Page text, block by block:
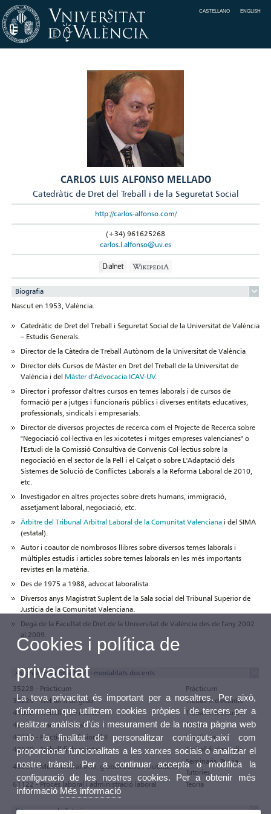
CASTELLANO ENGLISH
CARLOS LUIS ALFONSO MELLADO
Catedràtic de Dret del Treball i de la Seguretat Social
http://carlos-alfonso.com/
(+34) 961625268
carlos.l.alfonso@uv.es
Biografia
Nascut en 1953, València.
Catedràtic de Dret del Treball i Seguretat Social de la Universitat de València
– Estudis Generals.
Director de la Càtedra de Treball Autònom de la Universitat de València
Director dels Cursos de Màster en Dret del Treball de la Universitat de
València i del Màster d'Advocacia ICAV-UV.
Director i professor d'altres cursos en temes laborals i de cursos de
formació per a jutges i funcionaris públics i diverses entitats educatives,
professionals, sindicals i empresarials.
Director de diversos projectes de recerca com el Projecte de Recerca sobre
"Negociació col·lectiva en les xicotetes i mitges empreses valencianes" o
l'Estudi de la Comissió Consultiva de Convenis Col·lectius sobre la
negociació en el sector de la Pell i el Calçat o sobre L'Adaptació dels
Sistemes de Solució de Conflictes Laborals a la Reforma Laboral de 2010,
etc.
Investigador en altres projectes sobre drets humans, immigració,
assetjament laboral, negociació, etc.
Àrbitre del Tribunal Arbitral Laboral de la Comunitat Valenciana i del SIMA
(estatal).
Autor i coautor de nombrosos llibres sobre diversos temes laborals i
múltiples estudis i articles sobre temes laborals en les més importants
revistes en la matèria.
Des de 1975 a 1988, advocat laboralista.
Diversos anys Magistrat Suplent de la Sala social del Tribunal Superior de
Justícia de la Comunitat Valenciana.
Degà de la Facultat de Dret de la Universitat de València des de l'any 2002
al 2009.
Asignatures impartides i modalitats docents
35228 - Pràcticum
Prácticum
35229 - Treball fi de grau
Treball fi d'estudis
41088 - Treball fi de màster
Treball fi d'estudis
42555 - Pràctica social
Teoria
42569 - Práctica profesional II
Prácticum
42570 - Treball fi de màster
Treball fi d'estudis
43231 - Multiculturalisme, globalització i ciutadania
Seminaris, Teoria,
Tutories
61122 - Procés laboral i administració laboral
Teoria
Fitxa personal i Tutories
Cookies i política de
privacitat
La teva privacitat és important per a nosaltres. Per això,
t'informem que utilitzem cookies pròpies i de tercers per a
realitzar anàlisis d'ús i mesurament de la nostra pàgina web
amb la finalitat de personalitzar continguts,així com
proporcionar funcionalitats a les xarxes socials o analitzar el
nostre trànsit. Per a continuar accepta o modifica la
configuració de les nostres cookies. Per a obtenir més
informació Més informació